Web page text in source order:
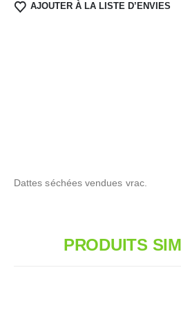
AJOUTER À LA LISTE D’ENVIES
Dattes séchées vendues vrac.
PRODUITS